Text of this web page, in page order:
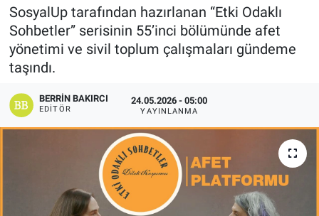
SosyalUp tarafından hazırlanan “Etki Odaklı
Sohbetler” serisinin 55’inci bölümünde afet
yönetimi ve sivil toplum çalışmaları gündeme
taşındı.
BERRIN BAKIRCI
EDITÖR
24.05.2026 - 05:00
YAYINLANMA
Resmi İlanlar
Sağlık
Son Dakika
Spor
Uşak Haberleri